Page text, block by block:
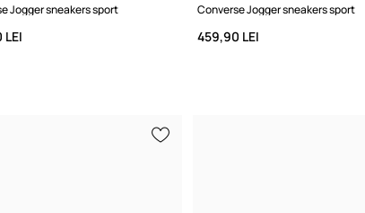
Jogger sneakers sport Converse Jogger sneakers sport
459,90 LEI